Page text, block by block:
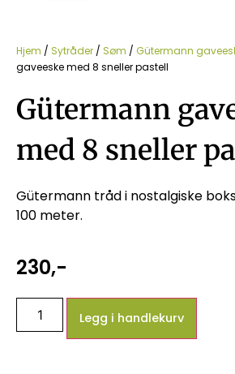
Hjem / Sytråder / Søm / Gütermann
gaveeske med 8 sneller pastell
Gütermann
med 8 sneller
Gütermann tråd i nostalgiske
100 meter.
230,-
Legg i handlekurv